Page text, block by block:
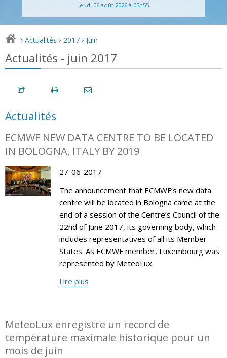
Jeudi 06 août 2026 à 05h55
> Actualités > 2017 > Juin
Actualités - juin 2017
Actualités
ECMWF NEW DATA CENTRE TO BE LOCATED
IN BOLOGNA, ITALY BY 2019
27-06-2017
The announcement that ECMWF’s new data
centre will be located in Bologna came at the
end of a session of the Centre’s Council of the
22nd of June 2017, its governing body, which
includes representatives of all its Member
States. As ECMWF member, Luxembourg was
represented by MeteoLux.
Lire plus
MeteoLux enregistre un record de
température maximale historique pour un
mois de juin